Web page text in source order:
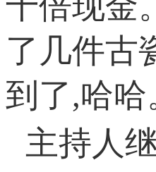
了几件古
到了,哈哈
主持人